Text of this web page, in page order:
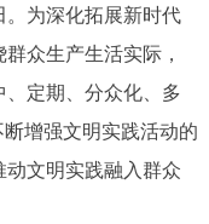
为深化拓展新时代
众生产生活实际，
定期、分众化、多
增强文明实践活动的
文明实践融入群众